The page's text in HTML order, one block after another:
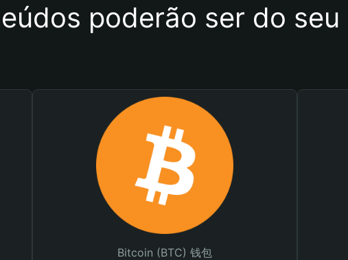
poderão ser do
Bitcoin (BTC) 钱包